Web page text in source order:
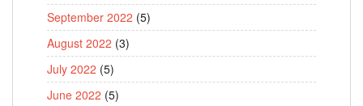
September 2022 (5)
August 2022 (3)
July 2022 (5)
June 2022 (5)